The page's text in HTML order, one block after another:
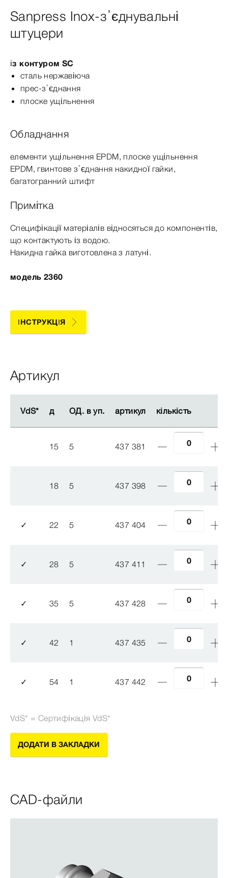
Sanpress Inox-з’єднувальні
штуцери
із контуром SC
сталь нержавіюча
прес-з’єднання
плоске ущільнення
Обладнання
елементи ущільнення EPDM, плоске ущільнення
EPDM, гвинтове з’єднання накидної гайки,
багатогранний штифт
Примітка
Специфікації матеріалів відносяться до компонентів,
що контактують із водою.
Накидна гайка виготовлена з латуні.
модель 2360
ІНСТРУКЦІЯ
Артикул
VdS* д ОД. в уп. артикул кількість
VdS* д ОД. в уп. артикул кількість
15 5 437 381
18 5 437 398
✓ 22 5 437 404
✓ 28 5 437 411
✓ 35 5 437 428
✓ 42 1 437 435
✓ 54 1 437 442
VdS* = Сертифікація VdS*
ДОДАТИ В ЗАКЛАДКИ
CAD-файли